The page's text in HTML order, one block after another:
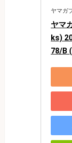
ヤマガ
ヤマ
ks)
78/B